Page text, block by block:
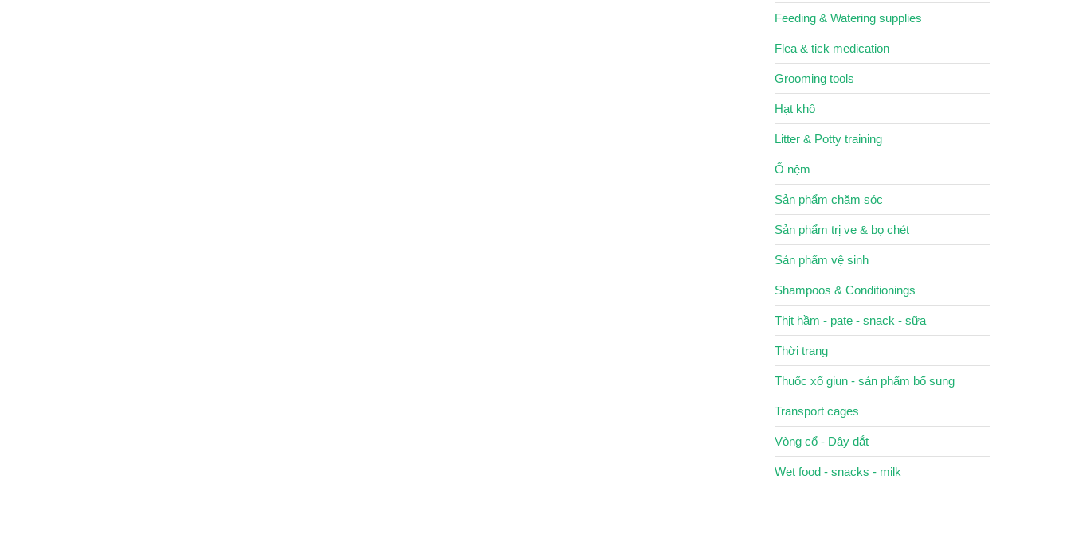
Feeding & Watering supplies
Flea & tick medication
Grooming tools
Hạt khô
Litter & Potty training
Ổ nệm
Sản phẩm chăm sóc
Sản phẩm trị ve & bọ chét
Sản phẩm vệ sinh
Shampoos & Conditionings
Thịt hầm - pate - snack - sữa
Thời trang
Thuốc xổ giun - sản phẩm bổ sung
Transport cages
Vòng cổ - Dây dắt
Wet food - snacks - milk